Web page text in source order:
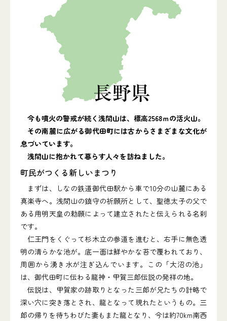
今も噴火の警戒が続く浅間山は、標高2568ｍの活火山。
その南麓に広がる御代田町には古からさまざまな文化が
息づいています。
浅間山に抱かれて暮らす人々を訪ねました。
町民がつくる新しいまつり
まずは、しなの鉄道御代田駅から車で10分の山麓にある
真楽寺へ。浅間山の鎮守の祈願所として、聖徳太子の父で
ある用明天皇の勅願によって建立されたと伝えられる名刹
です。
仁王門をくぐって杉木立の参道を進むと、右手に無色透
明の清らかな池が。底一面は鮮やかな苔で覆われており、
周囲から湧き水が注ぎ込んでいます。この「大沼の池」
は、御代田町に伝わる龍神・甲賀三郎伝説の発祥の地。
伝説は、甲賀家の跡取りとなった三郎が兄たちの計略で
深い穴に突き落とされ、龍となって現れたというもの。三
郎の帰りを待ちわびた妻もまた龍となり、今は約70km南西